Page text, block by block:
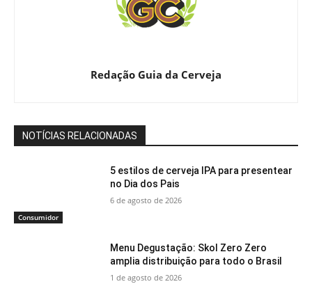
Redação Guia da Cerveja
NOTÍCIAS RELACIONADAS
Consumidor
5 estilos de cerveja IPA para presentear
no Dia dos Pais
6 de agosto de 2026
Menu Degustação: Skol Zero Zero
amplia distribuição para todo o Brasil
1 de agosto de 2026